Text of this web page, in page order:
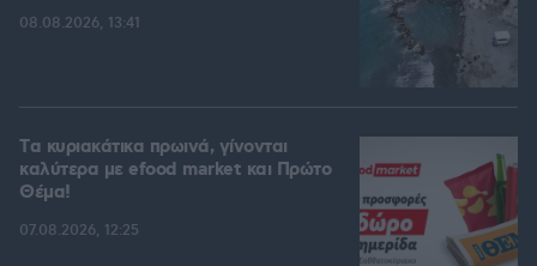
08.08.2026, 13:41
Tα κυριακάτικα πρωινά, γίνονται
καλύτερα με efood market και Πρώτο
Θέμα!
07.08.2026, 12:25